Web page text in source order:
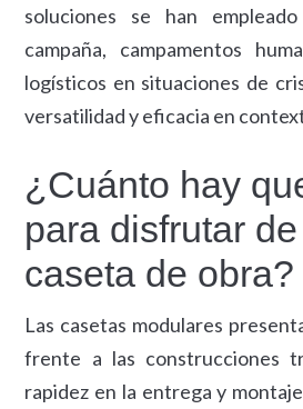
soluciones se han
campaña, campamentos
logísticos en situaciones de
versatilidad y eficacia en
¿Cuánto hay
para disfrutar
caseta de obra?
Las casetas modulares
frente a las construcciones
rapidez en la entrega y